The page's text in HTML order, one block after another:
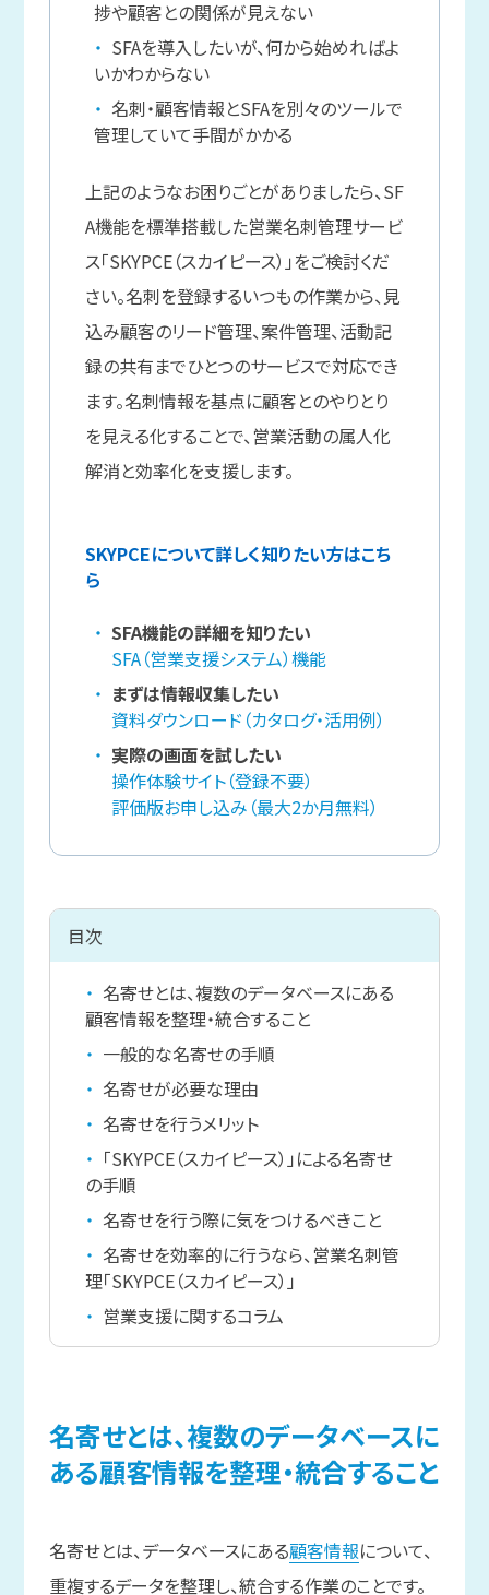
捗や顧客との関係が見えない
SFAを導入したいが、何から始めればよ
いかわからない
名刺・顧客情報とSFAを別々のツールで
管理していて手間がかかる
上記のようなお困りごとがありましたら、SF
A機能を標準搭載した営業名刺管理サービ
ス「SKYPCE（スカイピース）」をご検討くだ
さい。名刺を登録するいつもの作業から、見
込み顧客のリード管理、案件管理、活動記
録の共有までひとつのサービスで対応でき
ます。名刺情報を基点に顧客とのやりとり
を見える化することで、営業活動の属人化
解消と効率化を支援します。
SKYPCEについて詳しく知りたい方はこち
ら
SFA機能の詳細を知りたい
SFA（営業支援システム）機能
まずは情報収集したい
資料ダウンロード（カタログ・活用例）
実際の画面を試したい
操作体験サイト（登録不要）
評価版お申し込み（最大2か月無料）
目次
名寄せとは、複数のデータベースにある
顧客情報を整理・統合すること
一般的な名寄せの手順
名寄せが必要な理由
名寄せを行うメリット
「SKYPCE（スカイピース）」による名寄せ
の手順
名寄せを行う際に気をつけるべきこと
名寄せを効率的に行うなら、営業名刺管
理「SKYPCE（スカイピース）」
営業支援に関するコラム
名寄せとは、複数のデータベースに
ある顧客情報を整理・統合すること
名寄せとは、データベースにある顧客情報について、
重複するデータを整理し、統合する作業のことです。